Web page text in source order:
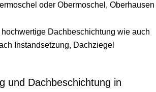
oder Obermoschel, Oberhausen
Dachbeschichtung wie auch
Instandsetzung, Dachziegel
und Dachbeschichtung in